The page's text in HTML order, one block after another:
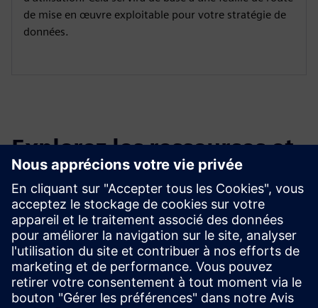
de mise en œuvre exploitable pour votre stratégie de
données.
Explorez les ressources et
les produits connexes
Renseignements et ressources
supplémentaires
Livre blanc : Le parcours de la maturité de l'IA